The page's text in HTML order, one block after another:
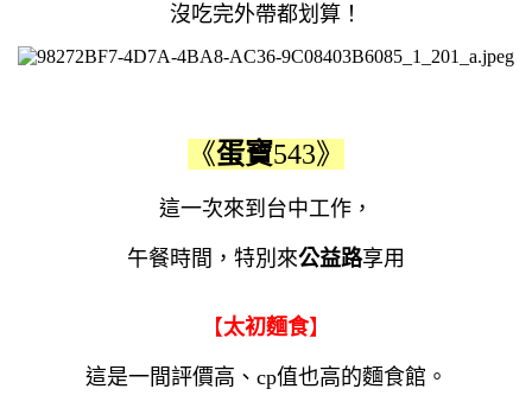
沒吃完外帶都划算！
《蛋寶543》
這一次來到台中工作，
午餐時間，特別來公益路享用
【太初麵食】
這是一間評價高、cp值也高的麵食館。